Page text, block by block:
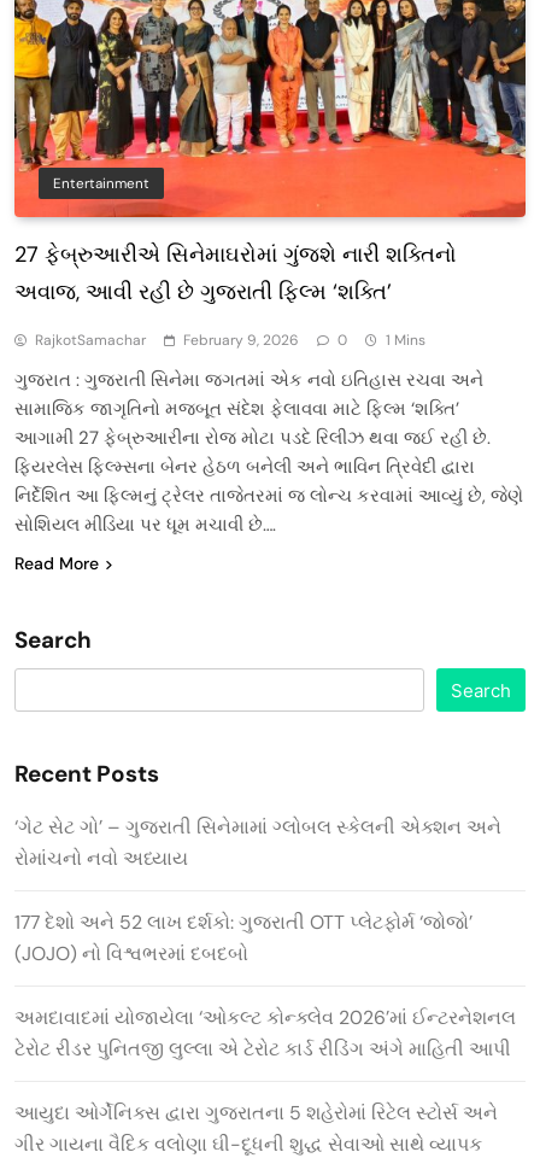
Entertainment
27 ફેબ્રુઆરીએ સિનેમાઘરોમાં ગુંજશે નારી શક્તિનો
અવાજ, આવી રહી છે ગુજરાતી ફિલ્મ ‘શક્તિ’
RajkotSamachar February 9, 2026 0 1 Mins
ગુજરાત : ગુજરાતી સિનેમા જગતમાં એક નવો ઇતિહાસ રચવા અને
સામાજિક જાગૃતિનો મજબૂત સંદેશ ફેલાવવા માટે ફિલ્મ ‘શક્તિ’
આગામી 27 ફેબ્રુઆરીના રોજ મોટા પડદે રિલીઝ થવા જઈ રહી છે.
ફિયરલેસ ફિલ્મ્સના બેનર હેઠળ બનેલી અને ભાવિન ત્રિવેદી દ્વારા
નિર્દેશિત આ ફિલ્મનું ટ્રેલર તાજેતરમાં જ લોન્ચ કરવામાં આવ્યું છે, જેણે
સોશિયલ મીડિયા પર ધૂમ મચાવી છે….
Read More
Search
Search
Recent Posts
‘ગેટ સેટ ગો’ – ગુજરાતી સિનેમામાં ગ્લોબલ સ્કેલની એક્શન અને
રોમાંચનો નવો અધ્યાય
177 દેશો અને 52 લાખ દર્શકો: ગુજરાતી OTT પ્લેટફોર્મ ‘જોજો’
(JOJO) નો વિશ્વભરમાં દબદબો
અમદાવાદમાં યોજાયેલા ‘ઓકલ્ટ કોન્ક્લેવ 2026’માં ઈન્ટરનેશનલ
ટેરોટ રીડર પુનિતજી લુલ્લા એ ટેરોટ કાર્ડ રીડિંગ અંગે માહિતી આપી
આયુદા ઓર્ગેનિક્સ દ્વારા ગુજરાતના 5 શહેરોમાં રિટેલ સ્ટોર્સ અને
ગીર ગાયના વૈદિક વલોણા ઘી-દૂધની શુદ્ધ સેવાઓ સાથે વ્યાપક